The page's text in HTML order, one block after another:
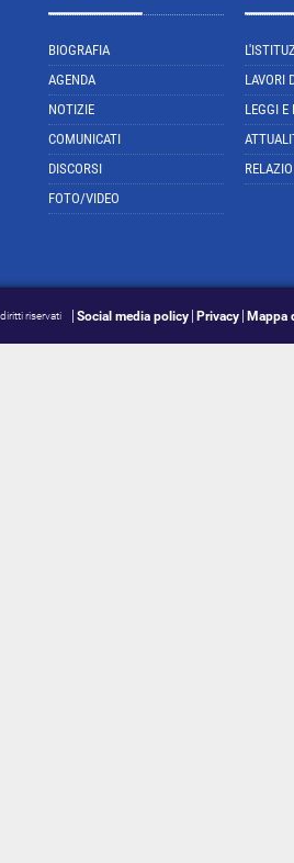
BIOGRAFIA
AGENDA
NOTIZIE
COMUNICATI
DISCORSI
FOTO/VIDEO
LAVORI
LEGGI E
riservati Social media policy Privacy Mappa